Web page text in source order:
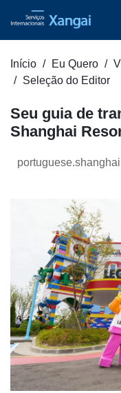
Início Eu Quero
Seleção do Editor
Seu guia de
Shanghai